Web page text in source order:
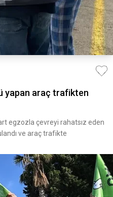
yapan araç trafikten
egzozla çevreyi rahatsız eden
ve araç trafikte